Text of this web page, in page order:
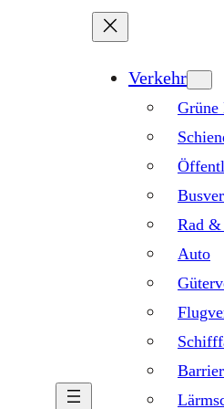
Verkehr
Grüne
Rad &
Auto